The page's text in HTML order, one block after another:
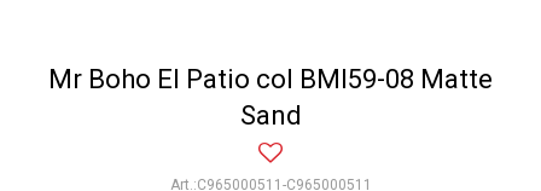
Mr Boho El Patio col BMI59-08 Matte
Sand
C965000511-C965000511